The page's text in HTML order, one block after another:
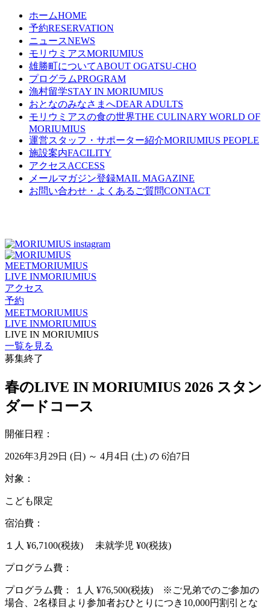
ホームHOME
予約RESERVATION
ニュースNEWS
モリウミアスMORIUMIUS
雄勝町についてABOUT OGATSU-CHO
プログラムPROGRAM
漁村留学STAY IN MORIUMIUS
おとなのみなさまへDEAR ADULTS
モリウミアスの食の世界THE CULINARY WORLD OF
MORIUMIUS
運営スタッフ・サポーター紹介MORIUMIUS PEOPLE
施設案内FACILITY
アクセスACCESS
メールマガジン登録MAIL MAGAZINE
お問い合わせ・よくあるご質問CONTACT
MEETMORIUMIUS
LIVE INMORIUMIUS
アクセス
予約
MEETMORIUMIUS
LIVE INMORIUMIUS
LIVE IN MORIUMIUS
一覧を見る
募集終了
春のLIVE IN MORIUMIUS 2026 スタン
ダードコース
開催日程：
2026年3月29日 (日) ～ 4月4日 (土) の 6泊7日
対象：
こども限定
宿泊費：
１人 ¥6,7100(税抜) 未就学児 ¥0(税抜)
プログラム費：
プログラム費： １人 ¥76,500(税抜) ※ご兄弟でのご参加の
場合、2名様目より参加者おひとりにつき10,000円割引とな